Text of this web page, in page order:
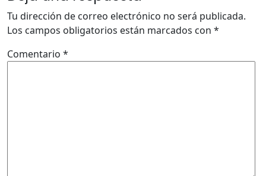
Tu dirección de correo electrónico no será publicada.
Los campos obligatorios están marcados con *
Comentario *